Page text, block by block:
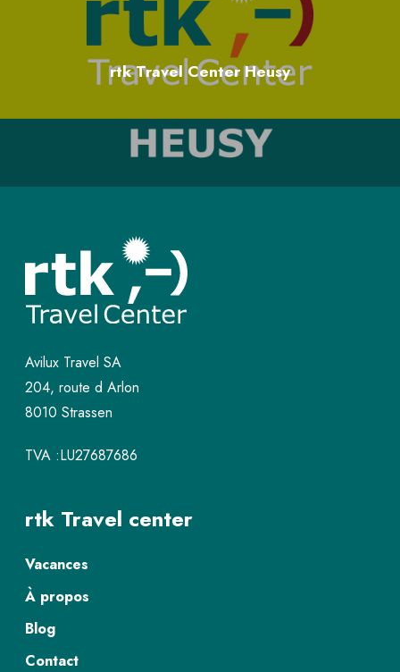
Avant le départ : nos conseils
pour voyager l’esprit tranquille
rtk Travel Center Heusy
Avilux Travel SA
204, route d Arlon
8010 Strassen
TVA :LU27687686
rtk Travel center
Vacances
À propos
Blog
Contact